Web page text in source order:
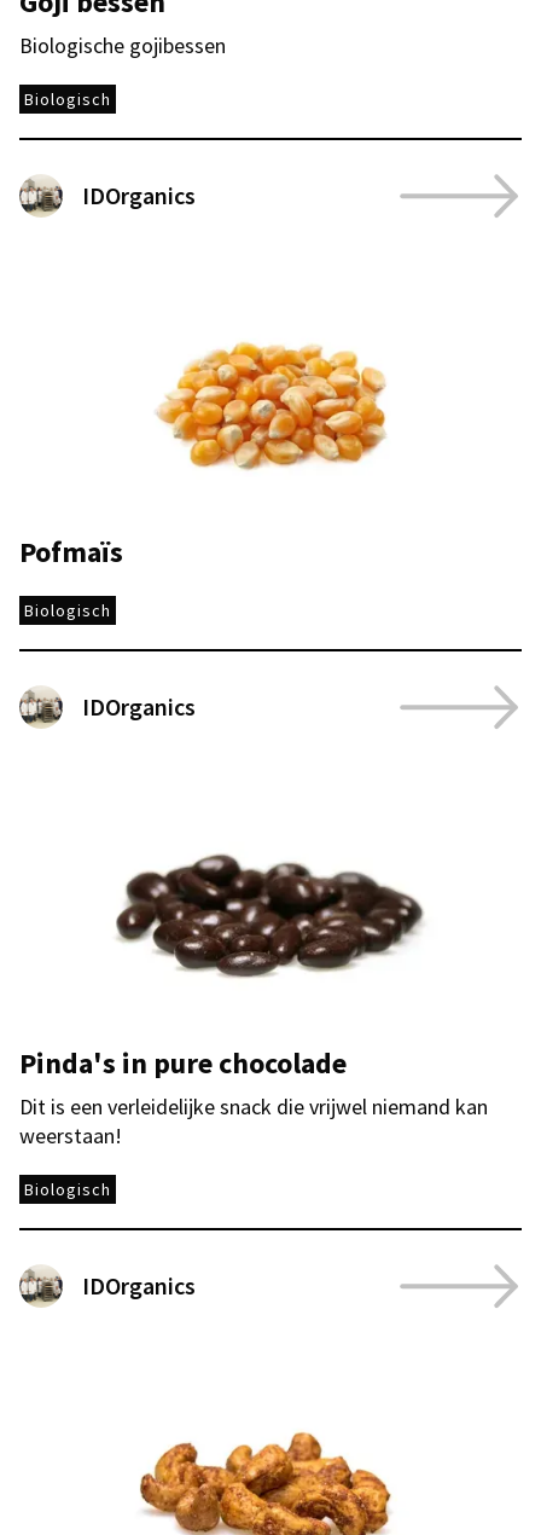
Biologische gojibessen
Biologisch
IDOrganics
Pofmaïs
Biologisch
IDOrganics
Pinda's in pure chocolade
Dit is een verleidelijke snack die vrijwel niemand kan
weerstaan!
Biologisch
IDOrganics